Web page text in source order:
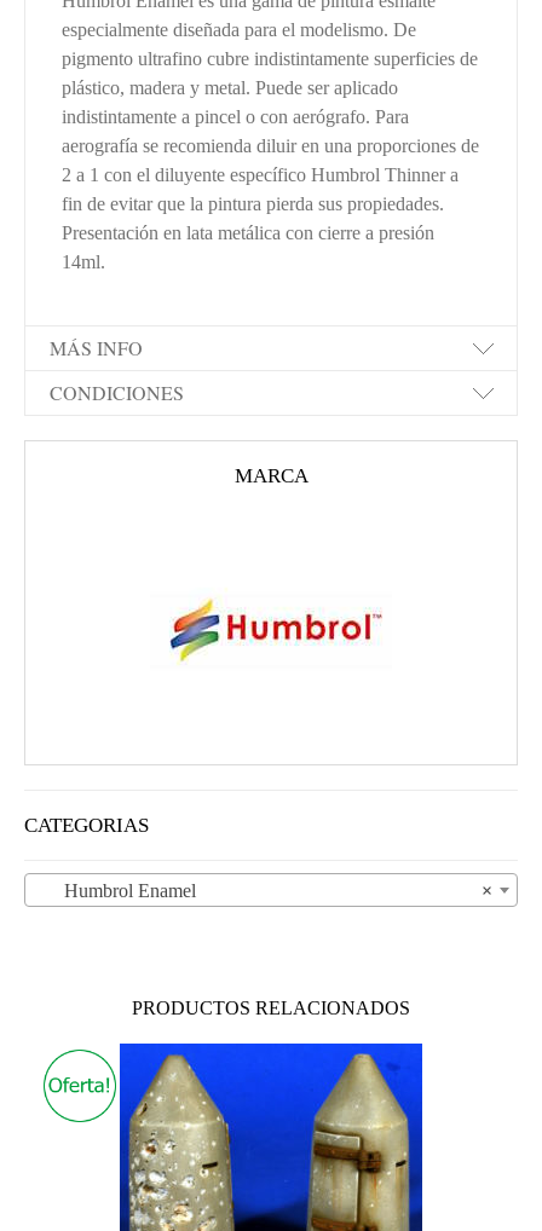
especialmente diseñada para el modelismo. De
pigmento ultrafino cubre indistintamente superficies de
plástico, madera y metal. Puede ser aplicado
indistintamente a pincel o con aerógrafo. Para
aerografía se recomienda diluir en una proporciones de
2 a 1 con el diluyente específico Humbrol Thinner a
fin de evitar que la pintura pierda sus propiedades.
Presentación en lata metálica con cierre a presión
14ml.
MÁS INFO
CONDICIONES
MARCA
CATEGORIAS
×
Humbrol Enamel
PRODUCTOS RELACIONADOS